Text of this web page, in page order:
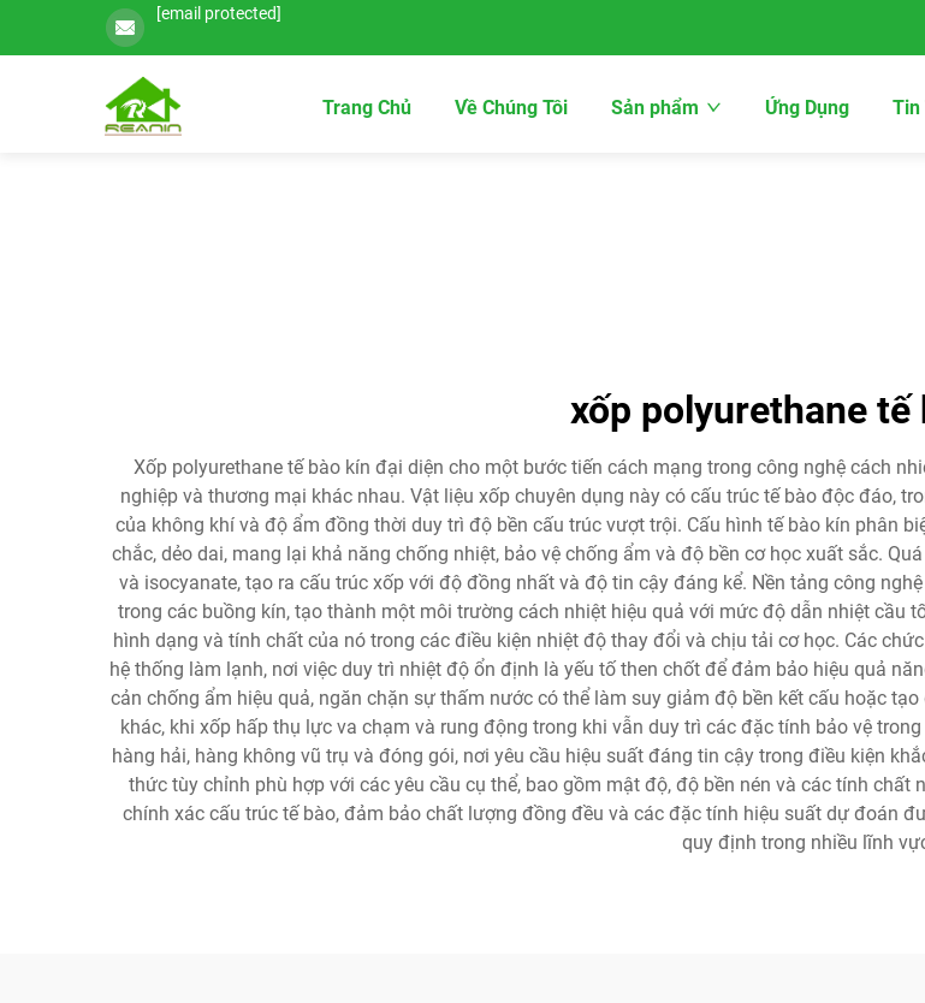
[email protected]
Trang Chủ Về Chúng Tôi Sản phẩm Ứng Dụng Tin
xốp polyurethane tế
Xốp polyurethane tế bào kín đại diện cho một bước tiến cách mạng trong công nghệ cách
nghiệp và thương mại khác nhau. Vật liệu xốp chuyên dụng này có cấu trúc tế bào độc đáo,
của không khí và độ ẩm đồng thời duy trì độ bền cấu trúc vượt trội. Cấu hình tế bào kín phân
chắc, dẻo dai, mang lại khả năng chống nhiệt, bảo vệ chống ẩm và độ bền cơ học xuất sắc.
và isocyanate, tạo ra cấu trúc xốp với độ đồng nhất và độ tin cậy đáng kể. Nền tảng công
trong các buồng kín, tạo thành một môi trường cách nhiệt hiệu quả với mức độ dẫn nhiệt cầu
hình dạng và tính chất của nó trong các điều kiện nhiệt độ thay đổi và chịu tải cơ học. Các
hệ thống làm lạnh, nơi việc duy trì nhiệt độ ổn định là yếu tố then chốt để đảm bảo hiệu quả
cản chống ẩm hiệu quả, ngăn chặn sự thấm nước có thể làm suy giảm độ bền kết cấu hoặc
khác, khi xốp hấp thụ lực va chạm và rung động trong khi vẫn duy trì các đặc tính bảo vệ
hàng hải, hàng không vũ trụ và đóng gói, nơi yêu cầu hiệu suất đáng tin cậy trong điều kiện
thức tùy chỉnh phù hợp với các yêu cầu cụ thể, bao gồm mật độ, độ bền nén và các tính
chính xác cấu trúc tế bào, đảm bảo chất lượng đồng đều và các đặc tính hiệu suất dự đoán
quy định trong nhiều lĩnh